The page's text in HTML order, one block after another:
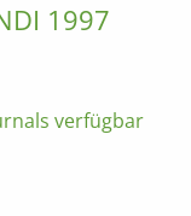
1997
verfügbar